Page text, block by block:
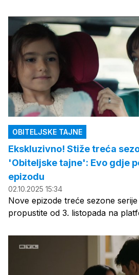
OBITELJSKE TAJNE
Ekskluzivno! Stiže treća
'Obiteljske tajne': Evo gdje
epizodu
02.10.2025 15:34
Nove epizode treće sezone
propustite od 3. listopada na